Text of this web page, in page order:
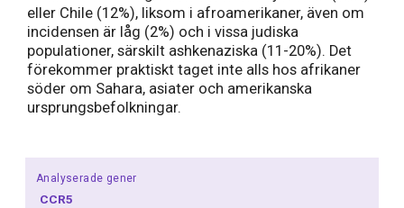
eller Chile (12%), liksom i afroamerikaner, även om
incidensen är låg (2%) och i vissa judiska
populationer, särskilt ashkenaziska (11-20%). Det
förekommer praktiskt taget inte alls hos afrikaner
söder om Sahara, asiater och amerikanska
ursprungsbefolkningar.
Analyserade gener
CCR5